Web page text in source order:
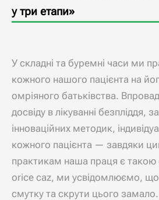
у три етапи»
У складні та буремні часи ми
кожного нашого пацієнта на
омріяного батьківства.
досвіду в лікуванні безпліддя,
інноваційних методик,
кожного пацієнта — завдяки
практикам наша праця є
orice caz, ми усвідомлюємо, що
смутку та скрути цього замало.